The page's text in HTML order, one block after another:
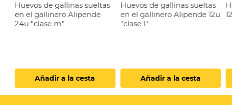
Huevos de gallinas sueltas
en el gallinero Alipende
24u "clase m"
Añadir a la cesta
Huevos de gallinas sueltas
en el gallinero Alipende 12u
"clase l"
Añadir a la cesta